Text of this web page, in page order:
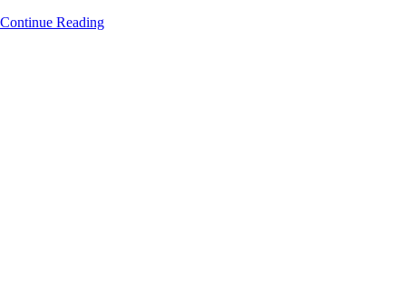
Continue Reading